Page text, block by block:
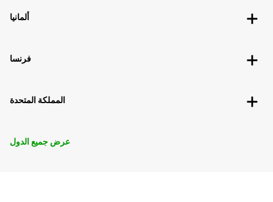
ألمانيا
فرنسا
المملكة المتحدة
عرض جميع الدول